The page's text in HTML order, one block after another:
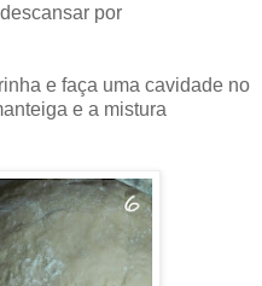
por
e faça uma cavidade no
e a mistura